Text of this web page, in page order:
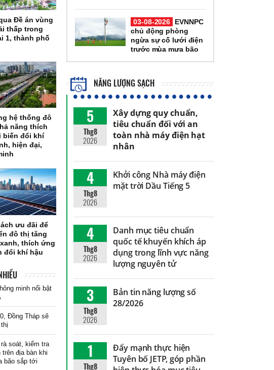
Đề án vùng
thấp trong
1, thành phố
hệ thống đô
năng thích
biến đổi khí
hiện đại,
ưu đãi để
đô thị tăng
thích ứng
đổi khí hậu
minh nổi bật
Đồng Tháp sẽ
soát, kiểm tra
trên địa bàn khi
bão sắp tới
03-08-2026
EVNNPC
chủ động phòng
ngừa sự cố lưới điện
trước mùa mưa bão
NĂNG LƯỢNG SẠCH
5
Thg8
2026
Xây dựng quy chuẩn,
tiêu chuẩn đối với an
toàn nhà máy điện hạt
nhân
4
Thg8
2026
Khởi công Nhà máy điện
mặt trời Dầu Tiếng 5
4
Thg8
2026
Danh mục tiêu chuẩn
quốc tế khuyến khích áp
dụng trong lĩnh vực năng
lượng nguyên tử
3
Thg8
2026
Bản tin năng lượng số
28/2026
1
Thg8
Đẩy mạnh thực hiện
Tuyên bố JETP, góp phần